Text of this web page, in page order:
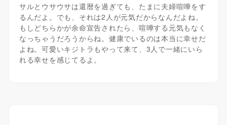
サルとウサウサは還暦を過ぎても、たまに夫婦喧嘩をす
るんだよ。でも、それは2人が元気だからなんだよね。
もしどちらかが余命宣告されたら、喧嘩する元気もなく
なっちゃうだろうからね。健康でいるのは本当に幸せだ
よね。可愛いキジトラもやって来て、3人で一緒にいら
れる幸せを感じてるよ。